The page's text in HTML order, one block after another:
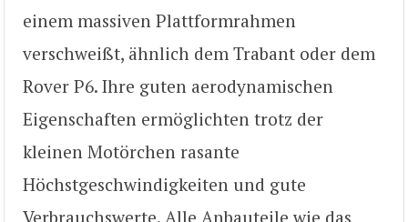
einem massiven Plattformrahmen
verschweißt, ähnlich dem Trabant oder dem
Rover P6. Ihre guten aerodynamischen
Eigenschaften ermöglichten trotz der
kleinen Motörchen rasante
Höchstgeschwindigkeiten und gute
Verbrauchswerte. Alle Anbauteile wie das